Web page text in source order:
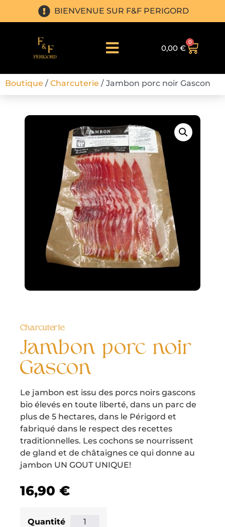
BIENVENUE SUR F&F PERIGORD
0,00€
0
Boutique / Charcuterie / Jambon porc noir Gascon
Charcuterie
Jambon porc noir
Gascon
Le jambon est issu des porcs noirs gascons
bio élevés en toute liberté, dans un parc de
plus de 5 hectares, dans le Périgord et
fabriqué dans le respect des recettes
traditionnelles. Les cochons se nourrissent
de gland et de châtaignes ce qui donne au
jambon UN GOUT UNIQUE!
16,90 €